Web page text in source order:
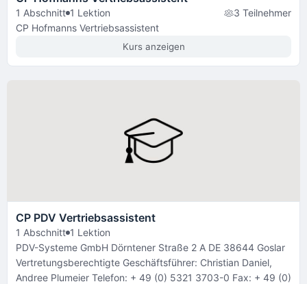
1 Abschnitt 1 Lektion
3 Teilnehmer
CP Hofmanns Vertriebsassistent
Kurs anzeigen
CP PDV Vertriebsassistent
1 Abschnitt 1 Lektion
PDV-Systeme GmbH Dörntener Straße 2 A DE 38644 Goslar
Vertretungsberechtigte Geschäftsführer: Christian Daniel,
Andree Plumeier Telefon: + 49 (0) 5321 3703-0 Fax: + 49 (0)